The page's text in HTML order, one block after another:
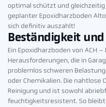
optimal schützt und
geplanter Epoxidharzboden
sich definitiv auszahlt!
Beständigkeit
Ein Epoxidharzboden von ACH
Herausforderungen, die in
problemlos schweren
oder Chemikalien. Die nahtlose
Reinigung und ist sowohl
feuchtigkeitsresistent. So